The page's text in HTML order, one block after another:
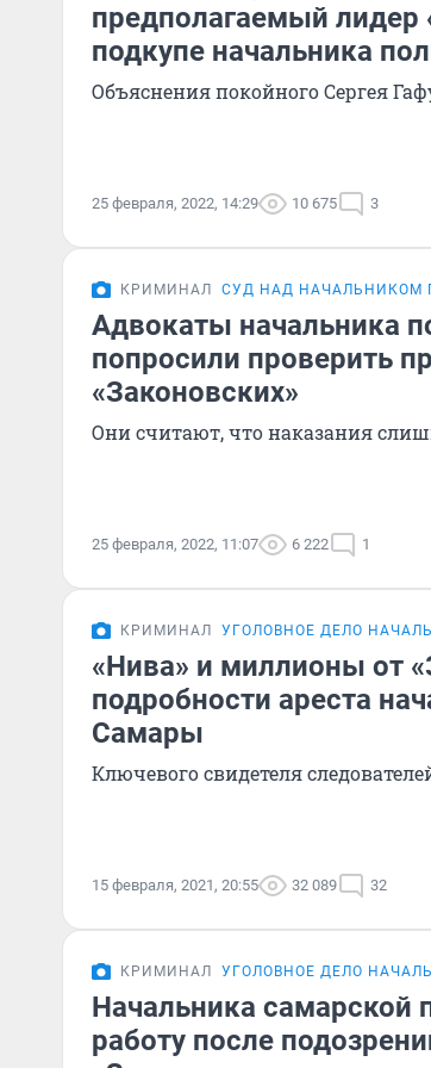
предполагаемый лидер
подкупе начальника
Объяснения покойного Сергея
25 февраля, 2022, 14:29 10 675 3
КРИМИНАЛ СУД НАД НАЧАЛЬНИКОМ
Адвокаты начальника
попросили проверить
«Законовских»
Они считают, что наказания
25 февраля, 2022, 11:07 6 222 1
КРИМИНАЛ УГОЛОВНОЕ ДЕЛО
«Нива» и миллионы от
подробности ареста
Самары
Ключевого свидетеля
15 февраля, 2021, 20:55 32 089 32
КРИМИНАЛ УГОЛОВНОЕ ДЕЛО
Начальника самарской
работу после